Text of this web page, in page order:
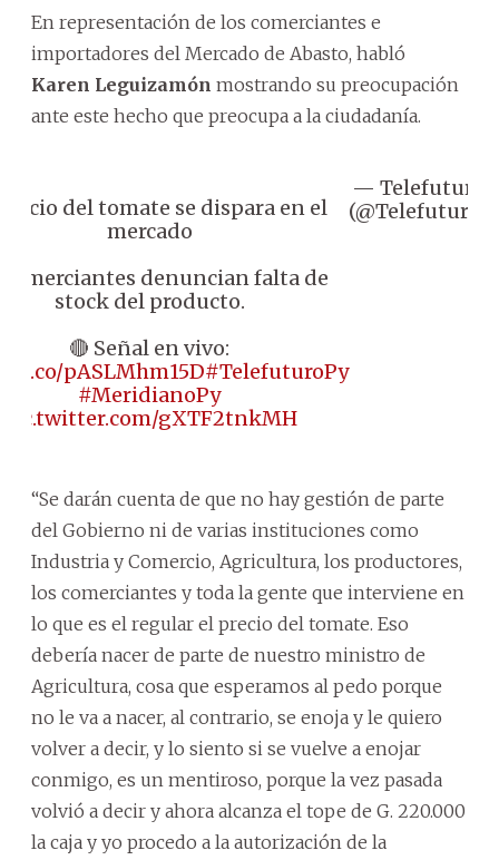
En representación de los comerciantes e
importadores del Mercado de Abasto, habló
Karen Leguizamón mostrando su preocupación
ante este hecho que preocupa a la ciudadanía.
del tomate se dispara en el
mercado
Comerciantes denuncian falta de
stock del producto.
🔴 Señal en vivo:
t.co/pASLMhm15D#TelefuturoPy
#MeridianoPy
pic.twitter.com/gXTF2tnkMH
— Telefuturo
(@Telefuturo)
“Se darán cuenta de que no hay gestión de parte
del Gobierno ni de varias instituciones como
Industria y Comercio, Agricultura, los productores,
los comerciantes y toda la gente que interviene en
lo que es el regular el precio del tomate. Eso
debería nacer de parte de nuestro ministro de
Agricultura, cosa que esperamos al pedo porque
no le va a nacer, al contrario, se enoja y le quiero
volver a decir, y lo siento si se vuelve a enojar
conmigo, es un mentiroso, porque la vez pasada
volvió a decir y ahora alcanza el tope de G. 220.000
la caja y yo procedo a la autorización de la